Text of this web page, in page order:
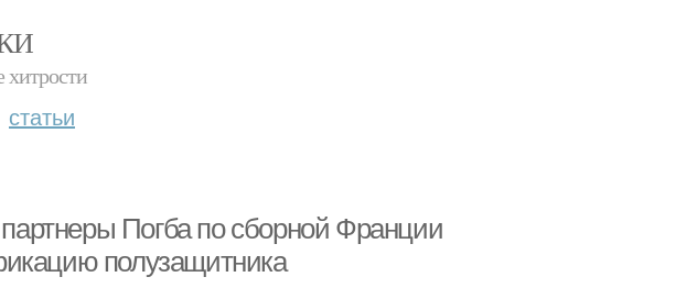
хитрости
статьи
Погба по сборной Франции
полузащитника